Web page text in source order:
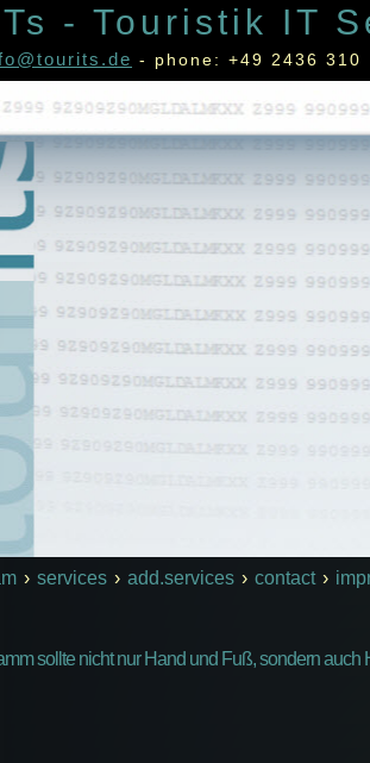
- Touristik IT
- phone: +49 2436 310
› services › add.services › contact ›
sollte nicht nur Hand und Fuß, sondern auch